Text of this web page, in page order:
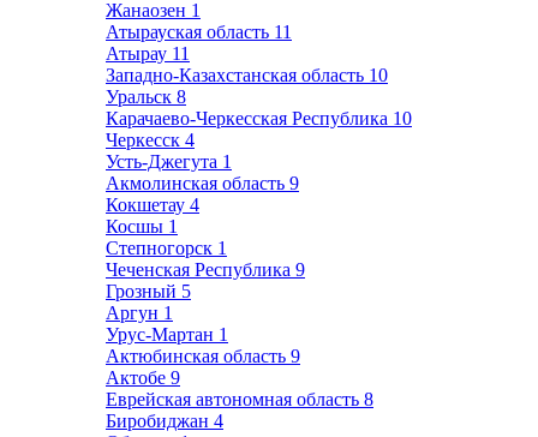
Жанаозен 1
Атырауская область 11
Атырау 11
Западно-Казахстанская область 10
Уральск 8
Карачаево-Черкесская Республика 10
Черкесск 4
Усть-Джегута 1
Акмолинская область 9
Кокшетау 4
Косшы 1
Степногорск 1
Чеченская Республика 9
Грозный 5
Аргун 1
Урус-Мартан 1
Актюбинская область 9
Актобе 9
Еврейская автономная область 8
Биробиджан 4